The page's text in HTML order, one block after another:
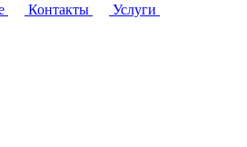
Контакты
Услуги